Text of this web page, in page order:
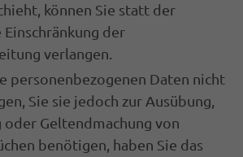
können Sie statt der
Einschränkung der
verlangen.
personenbezogenen Daten nicht
Sie sie jedoch zur Ausübung,
Geltendmachung von
benötigen, haben Sie das